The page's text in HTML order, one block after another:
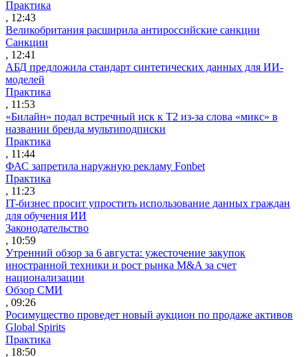
Практика
, 12:43
Великобритания расширила антироссийские санкции
Санкции
, 12:41
АБД предложила стандарт синтетических данных для ИИ-
моделей
Практика
, 11:53
«Билайн» подал встречный иск к Т2 из-за слова «микс» в
названии бренда мультиподписки
Практика
, 11:44
ФАС запретила наружную рекламу Fonbet
Практика
, 11:23
IT-бизнес просит упростить использование данных граждан
для обучения ИИ
Законодательство
, 10:59
Утренний обзор за 6 августа: ужесточение закупок
иностранной техники и рост рынка M&A за счет
национализации
Обзор СМИ
, 09:26
Росимущество проведет новый аукцион по продаже активов
Global Spirits
Практика
, 18:50